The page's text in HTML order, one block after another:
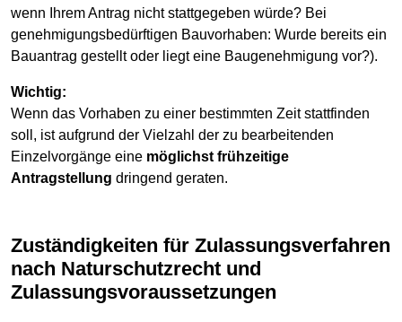
wenn Ihrem Antrag nicht stattgegeben würde? Bei
genehmigungsbedürftigen Bauvorhaben: Wurde bereits ein
Bauantrag gestellt oder liegt eine Baugenehmigung vor?).
Wichtig:
Wenn das Vorhaben zu einer bestimmten Zeit stattfinden
soll, ist aufgrund der Vielzahl der zu bearbeitenden
Einzelvorgänge eine möglichst frühzeitige
Antragstellung dringend geraten.
Zuständigkeiten für Zulassungsverfahren
nach Naturschutzrecht und
Zulassungsvoraussetzungen